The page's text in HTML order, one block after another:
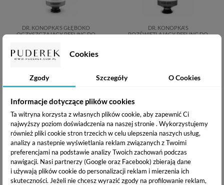
Cookies
Zgody Szczegóły O Cookies
Informacje dotyczące plików cookies
Ta witryna korzysta z własnych plików cookie, aby zapewnić Ci
najwyższy poziom doświadczenia na naszej stronie . Wykorzystujemy
również pliki cookie stron trzecich w celu ulepszenia naszych usług,
analizy a nastepnie wyświetlania reklam związanych z Twoimi
preferencjami na podstawie analizy Twoich zachowań podczas
nawigacji. Nasi partnerzy (Google oraz Facebook) zbierają dane
i używają plików cookie do personalizacji reklam i mierzenia ich
skuteczności. Jeżeli nie chcesz wyrazić zgody na profilowanie reklam,
DR. KONOPKA'S GŁĘBOKO
OCZYSZCZAJĄCY PEELING DO
DR. KONOPKA'S
ROZŚWIETLAJĄCY PEELING DO